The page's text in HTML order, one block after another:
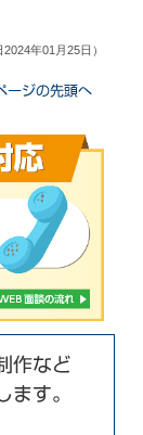
年01月25日）